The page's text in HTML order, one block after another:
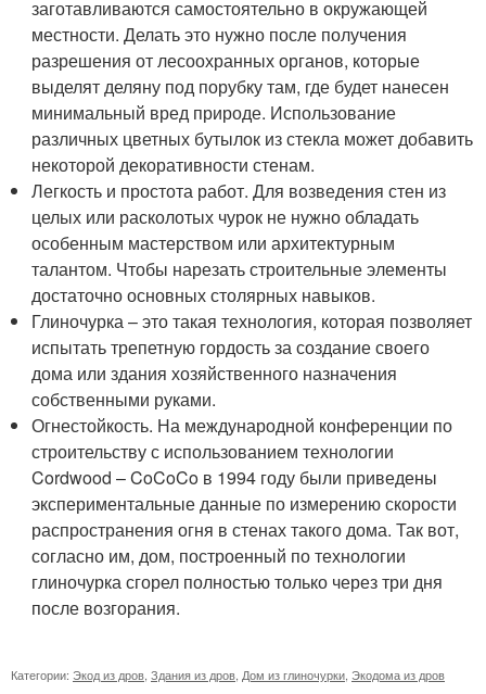
заготавливаются самостоятельно в окружающей
местности. Делать это нужно после получения
разрешения от лесоохранных органов, которые
выделят деляну под порубку там, где будет нанесен
минимальный вред природе. Использование
различных цветных бутылок из стекла может добавить
некоторой декоративности стенам.
Легкость и простота работ. Для возведения стен из
целых или расколотых чурок не нужно обладать
особенным мастерством или архитектурным
талантом. Чтобы нарезать строительные элементы
достаточно основных столярных навыков.
Глиночурка – это такая технология, которая позволяет
испытать трепетную гордость за создание своего
дома или здания хозяйственного назначения
собственными руками.
Огнестойкость. На международной конференции по
строительству с использованием технологии
Cordwood – CoCoCo в 1994 году были приведены
экспериментальные данные по измерению скорости
распространения огня в стенах такого дома. Так вот,
согласно им, дом, построенный по технологии
глиночурка сгорел полностью только через три дня
после возгорания.
Категории: Экод из дров, Здания из дров, Дом из глиночурки, Экодома из дров